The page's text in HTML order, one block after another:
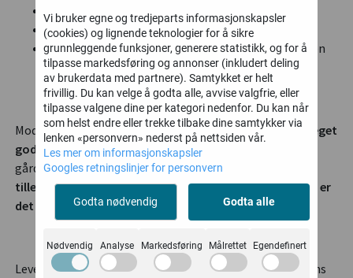
Hjulbase 2170mm, sporbredde ca 130cm
Tipphøyde på hele 2530mm med skuff
Standard levert med tillegshydraulikk for bruk av en
rekke tilbehør
Moderne ogromslig hytte med enkle betjeninger og meget
god oversikt. Kraftig maskin som er en god hjelper på
gården, til brøyting eller andre oppgaver.
tilleggshydraulikk og en rekke tilgjengelig ekstrautstyr er
det ingen problem med allsidige oppgaver.
Leveres standard med en kvalitetsmotor fra en av verdens
Vi bruker egne og tredjeparts informasjonskapsler
(cookies) og lignende teknologier for å sikre
grunnleggende funksjoner, generere statistikk, og for å
tilpasse markedsføring og annonser (inkludert deling
av brukerdata med partnere). Samtykket er helt
frivillig. Du kan velge å godta alle, avvise valgfrie, eller
tilpasse valgene dine per kategori nedenfor. Du kan når
som helst endre eller trekke tilbake dine samtykker via
lenken «personvern» nederst på nettsiden vår.
Les mer om informasjonskapsler
Googles retningslinjer for personvern
Godta nødvendig Godta alle
Nødvendig Analyse Markedsføring Målrettet Egendefinert